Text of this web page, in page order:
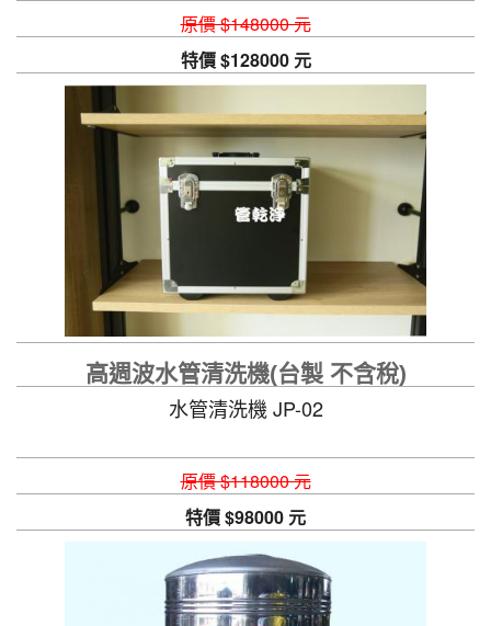
原價 $148000 元
特價 $128000 元
高週波水管清洗機(台製 不含稅)
水管清洗機 JP-02
原價 $118000 元
特價 $98000 元